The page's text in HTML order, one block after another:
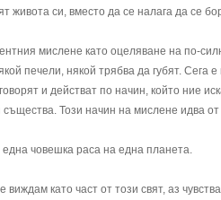
живота си, вместо да се налага да се
мислене като оцеляване на по-
печели, някой трябва да губят.
и действат по начин, който ние
същества. Този начин на мислене идва
човешка раса на една планета.
виждам като част от този свят, аз